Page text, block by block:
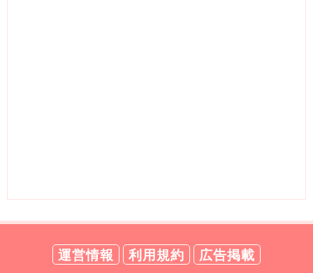
運営情報 利用規約
広告掲載